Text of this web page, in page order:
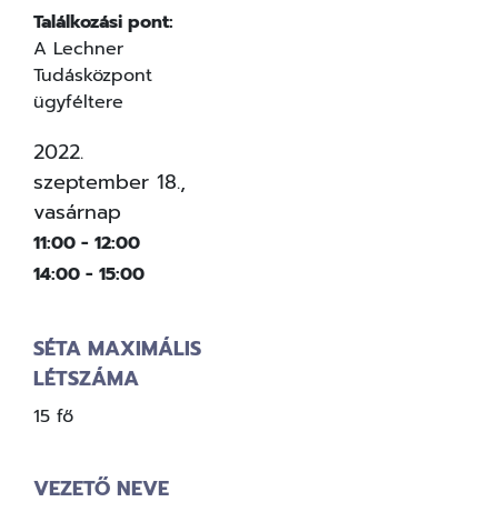
Találkozási pont:
A Lechner
Tudásközpont
ügyféltere
2022.
szeptember 18.,
vasárnap
11:00 - 12:00
14:00 - 15:00
SÉTA MAXIMÁLIS
LÉTSZÁMA
15 fő
VEZETŐ NEVE